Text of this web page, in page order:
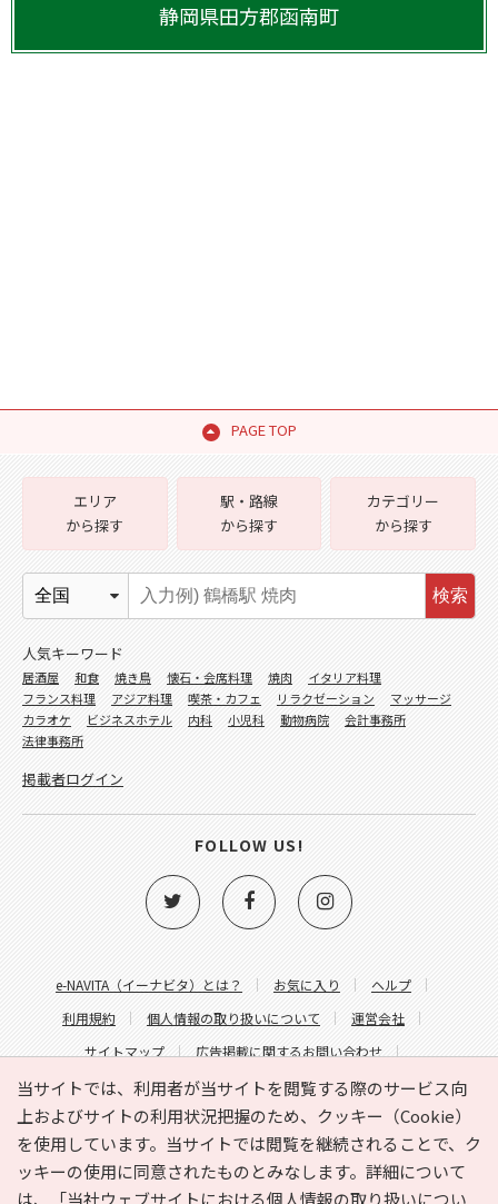
静岡県田方郡函南町
PAGE TOP
当サイトでは、利用者が当サイトを閲覧する際のサービス向
上およびサイトの利用状況把握のため、クッキー（Cookie）
を使用しています。当サイトでは閲覧を継続されることで、ク
ッキーの使用に同意されたものとみなします。詳細について
は、
「当社ウェブサイトにおける個人情報の取り扱いについ
e-NAVITA（イーナビタ）とは？ お気に入り
ヘルプ
利用規約
個人情報の取り扱いについて
運営会社
サイトマップ
広告掲載に関するお問い合わせ
サイトの内容に関するお問い合わせ
エリア
から探す
駅・路線
から探す
カテゴリー
から探す
検索
人気キーワード
居酒屋 和食 焼き鳥 懐石・会席料理 焼肉
イタリア料理
フランス料理
アジア料理 喫茶・カフェ リラクゼーション
マッサージ
カラオケ
ビジネスホテル 内科 小児科 動物病院
会計事務所
法律事務所
掲載者ログイン
FOLLOW US!